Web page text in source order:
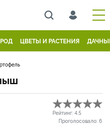
ЦВЕТЫ И РАСТЕНИЯ
Рейтинг: 4.5
Проголосовало: 6